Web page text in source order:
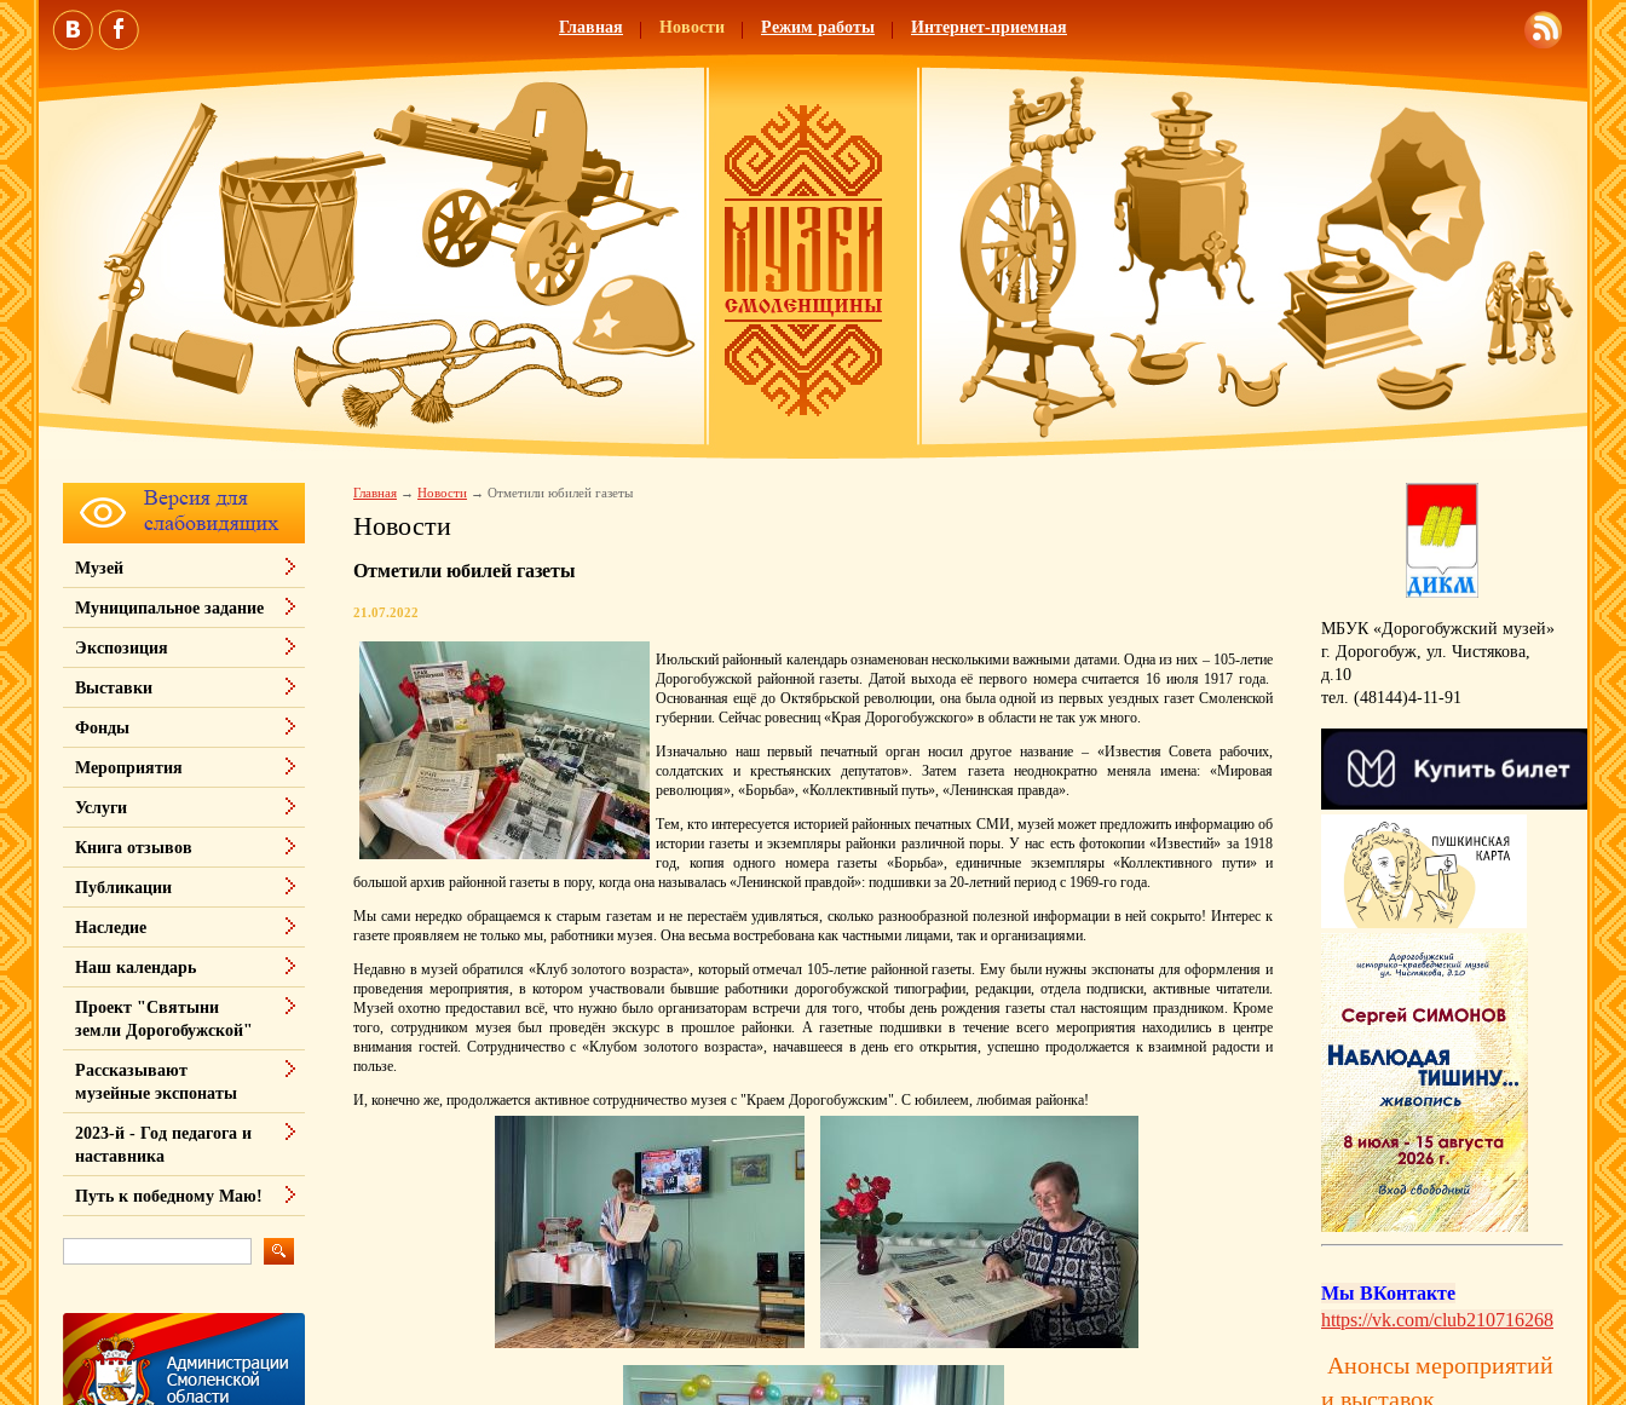
Главная Новости Режим работы Интернет-приемная
Главная Новости Отметили юбилей газеты
Новости
Отметили юбилей газеты
21.07.2022
Июльский районный календарь ознаменован несколькими важными датами. Одна из них – 105-летие
Дорогобужской районной газеты. Датой выхода её первого номера считается 16 июля 1917 года.
Основанная ещё до Октябрьской революции, она была одной из первых уездных газет Смоленской
губернии. Сейчас ровесниц «Края Дорогобужского» в области не так уж много.
Изначально наш первый печатный орган носил другое название – «Известия Совета рабочих,
солдатских и крестьянских депутатов». Затем газета неоднократно меняла имена: «Мировая
революция», «Борьба», «Коллективный путь», «Ленинская правда».
Тем, кто интересуется историей районных печатных СМИ, музей может предложить информацию об
истории газеты и экземпляры районки различной поры. У нас есть фотокопии «Известий» за 1918
год, копия одного номера газеты «Борьба», единичные экземпляры «Коллективного пути» и
большой архив районной газеты в пору, когда она называлась «Ленинской правдой»: подшивки за 20-летний период с 1969-го года.
Мы сами нередко обращаемся к старым газетам и не перестаём удивляться, сколько разнообразной полезной информации в ней сокрыто! Интерес к
газете проявляем не только мы, работники музея. Она весьма востребована как частными лицами, так и организациями.
Недавно в музей обратился «Клуб золотого возраста», который отмечал 105-летие районной газеты. Ему были нужны экспонаты для оформления и
проведения мероприятия, в котором участвовали бывшие работники дорогобужской типографии, редакции, отдела подписки, активные читатели.
Музей охотно предоставил всё, что нужно было организаторам встречи для того, чтобы день рождения газеты стал настоящим праздником. Кроме
того, сотрудником музея был проведён экскурс в прошлое районки. А газетные подшивки в течение всего мероприятия находились в центре
внимания гостей. Сотрудничество с «Клубом золотого возраста», начавшееся в день его открытия, успешно продолжается к взаимной радости и
пользе.
И, конечно же, продолжается активное сотрудничество музея с "Краем Дорогобужским". С юбилеем, любимая районка!
Музей
Муниципальное задание
Экспозиция
Выставки
Фонды
Мероприятия
Услуги
Книга отзывов
Публикации
Наследие
Наш календарь
Проект "Святыни
земли Дорогобужской"
Рассказывают
музейные экспонаты
2023-й - Год педагога и
наставника
Путь к победному Маю!
МБУК «Дорогобужский музей»
г. Дорогобуж, ул. Чистякова,
д.10
тел. (48144)4-11-91
Мы ВКонтакте
https://vk.com/club210716268
Анонсы мероприятий
и выставок